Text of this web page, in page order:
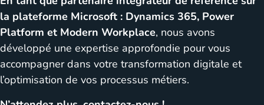
la plateforme Microsoft : Dynamics 365, Power
Platform et Modern Workplace, nous avons
développé une expertise approfondie pour vous
accompagner dans votre transformation digitale et
l’optimisation de vos processus métiers.